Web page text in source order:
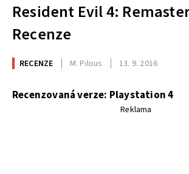
Resident Evil 4:
Recenze
RECENZE M. Pilous 13. 9. 2016
Recenzovaná verze: Playstation 4
Reklama